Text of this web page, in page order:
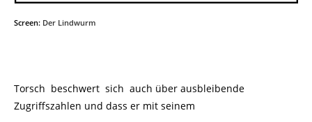
Screen: Der Lindwurm
Torsch beschwert sich auch über ausbleibende
Zugriffszahlen und dass er mit seinem